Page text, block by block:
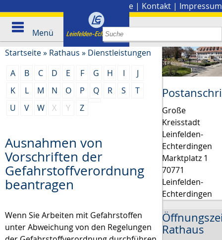
Presse | Kontakt | Impressum
Menü
Startseite» Rathaus » Dienstleistungen
A
B C D E F G H I
J
K
L M N O P Q R S
T
U
V W X Y Z
Ausnahmen von
Vorschriften der
Gefahrstoffverordnung
beantragen
Wenn Sie Arbeiten mit Gefahrstoffen
unter Abweichung von den Regelungen
Große
Kreisstadt
Leinfelden-
Echterdingen
Marktplatz 1
70771
Leinfelden-
Echterdingen
Rathaus